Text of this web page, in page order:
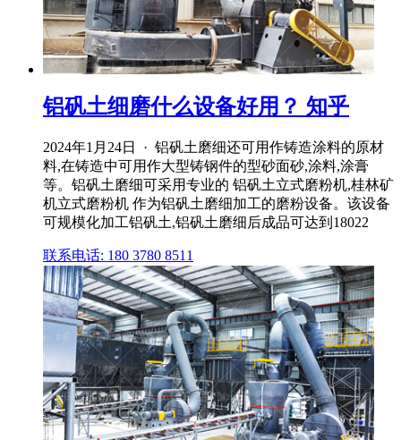
铝矾土细磨什么设备好用？ 知乎
2024年1月24日 · 铝矾土磨细还可用作铸造涂料的原材
料,在铸造中可用作大型铸钢件的型砂面砂,涂料,涂膏
等。铝矾土磨细可采用专业的 铝矾土立式磨粉机,桂林矿
机立式磨粉机 作为铝矾土磨细加工的磨粉设备。该设备
可规模化加工铝矾土,铝矾土磨细后成品可达到18022
联系电话: 180 3780 8511